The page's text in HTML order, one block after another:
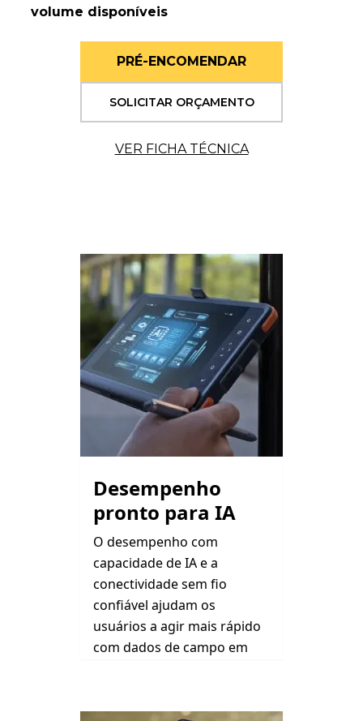
volume disponíveis
PRÉ-ENCOMENDAR
SOLICITAR ORÇAMENTO
VER FICHA TÉCNICA
Desempenho
pronto para IA
O desempenho com
capacidade de IA e a
conectividade sem fio
confiável ajudam os
usuários a agir mais rápido
com dados de campo em